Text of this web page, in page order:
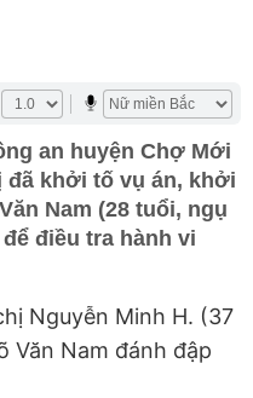
an huyện Chợ Mới
đã khởi tố vụ án, khởi
Nam (28 tuổi, ngụ
điều tra hành vi
Nguyễn Minh H. (37
Văn Nam đánh đập